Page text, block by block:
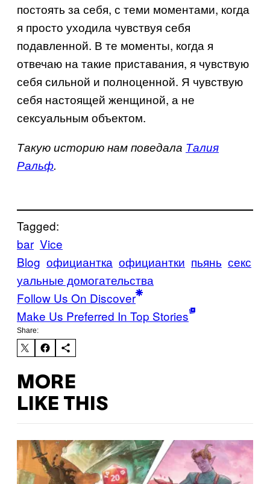
постоять за себя, с теми моментами, когда
я просто уходила чувствуя себя
подавленной. В те моменты, когда я
отвечаю на такие приставания, я чувствую
себя сильной и полноценной. Я чувствую
себя настоящей женщиной, а не
сексуальным объектом.
Такую историю нам поведала Талия
Ральф.
Tagged:
bar Vice
Blog официантка официантки пьянь секс
уальные домогательства
Follow Us On Discover
Make Us Preferred In Top Stories
Share:
MORE
LIKE THIS